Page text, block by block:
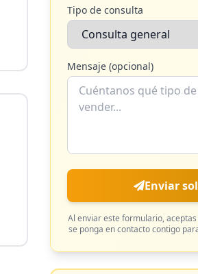
Tipo de consulta
Mensaje (opcional)
Enviar
Al enviar este formulario, aceptas
se ponga en contacto contigo